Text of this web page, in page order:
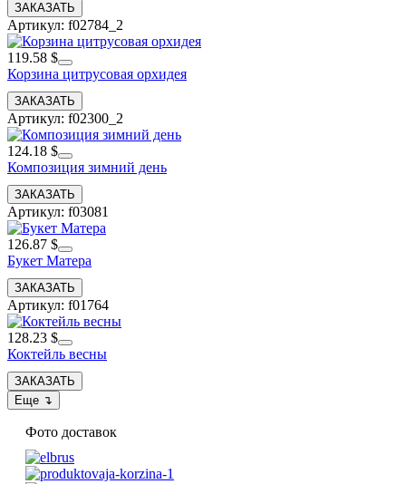
Артикул: f02784_2
119.58 $
Корзина цитрусовая орхидея
Артикул: f02300_2
124.18 $
Композиция зимний день
Артикул: f03081
126.87 $
Букет Матера
Артикул: f01764
128.23 $
Коктейль весны
Фото доставок